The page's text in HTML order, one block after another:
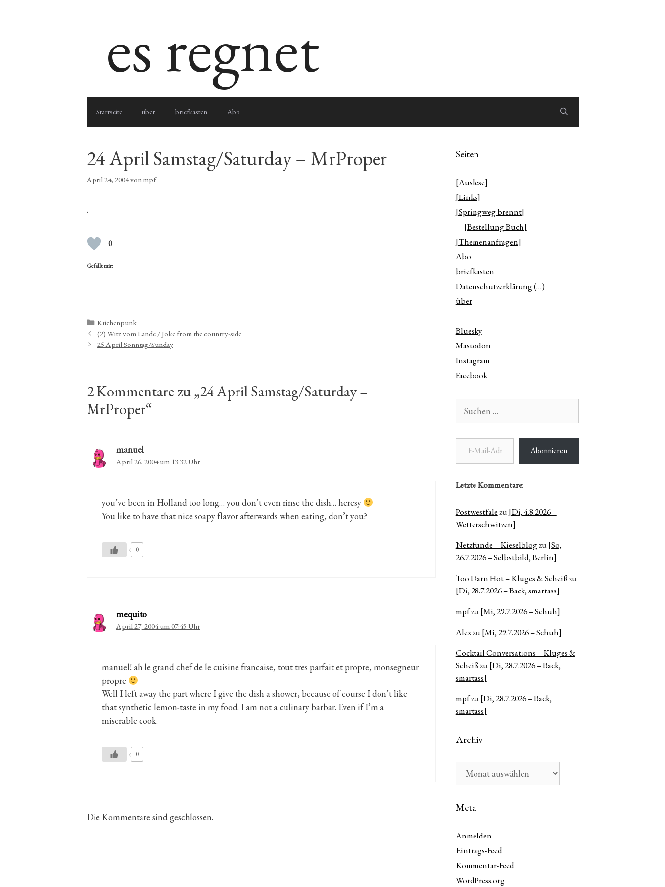
es regnet
Startseite über briefkasten Abo
24 April Samstag/Saturday – MrProper
April 24, 2004von mpf
.
0
Gefällt mir:
Kategorien
Küchenpunk
(2) Witz vom Lande / Joke from the country-side
25 April Sonntag/Sunday
2 Kommentare zu „24 April Samstag/Saturday –
MrProper“
manuel
April 26, 2004 um 13:32 Uhr
you’ve been in Holland too long… you don’t even rinse the dish… heresy
You like to have that nice soapy flavor afterwards when eating, don’t you?
0
mequito
April 27, 2004 um 07:45 Uhr
manuel! ah le grand chef de le cuisine francaise, tout tres parfait et propre, monsegneur
propre
Well I left away the part where I give the dish a shower, because of course I don’t like
that synthetic lemon-taste in my food. I am not a culinary barbar. Even if I’m a
miserable cook.
0
Die Kommentare sind geschlossen.
Seiten
[Auslese]
[Links]
[Springweg brennt]
[Bestellung Buch]
[Themenanfragen]
Abo
briefkasten
Datenschutzerklärung (…)
über
Bluesky
Mastodon
Instagram
Facebook
nach:
E-Mail-Adresse
Abonnieren
Letzte Kommentare:
Postwestfalezu [Di, 4.8.2026 –
Wetterschwitzen]
Netzfunde – Kieselblogzu [So,
26.7.2026 – Selbstbild, Berlin]
Too Darn Hot – Kluges & Scheißzu
[Di, 28.7.2026 – Back, smartass]
mpfzu [Mi, 29.7.2026 – Schuh]
Alexzu [Mi, 29.7.2026 – Schuh]
Cocktail Conversations – Kluges &
Scheißzu [Di, 28.7.2026 – Back,
smartass]
mpfzu [Di, 28.7.2026 – Back,
smartass]
Archiv
Meta
Anmelden
Eintrags-Feed
Kommentar-Feed
WordPress.org